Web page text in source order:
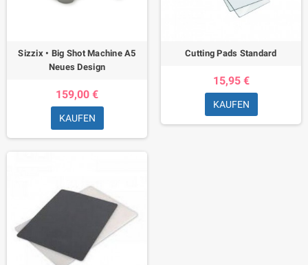
Sizzix • Big Shot Machine A5
Neues Design
159,00 €
KAUFEN
Cutting Pads Standard
15,95 €
KAUFEN